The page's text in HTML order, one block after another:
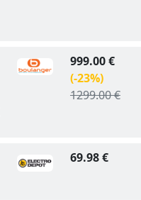
999.00 €
(-23%)
1299.00 €
69.98 €